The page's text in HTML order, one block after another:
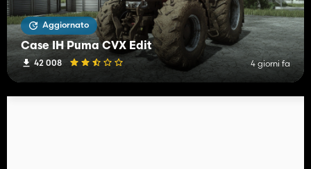
Aggiornato
Case IH Puma CVX Edit
42 008 4 giorni fa